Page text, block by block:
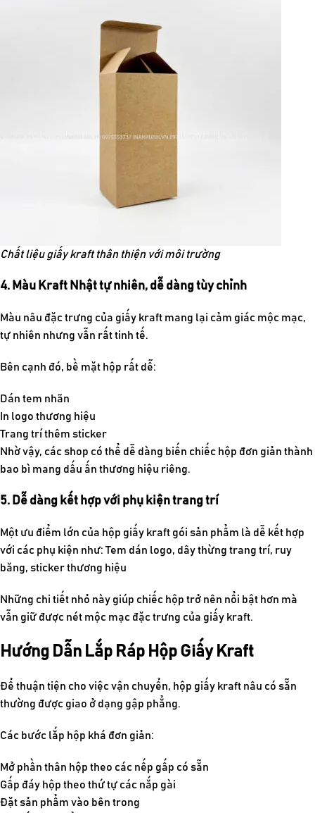
Chất liệu giấy kraft thân thiện với môi trường
4. Màu Kraft Nhật tự nhiên, dễ dàng tùy chỉnh
Màu nâu đặc trưng của giấy kraft mang lại cảm giác mộc mạc,
tự nhiên nhưng vẫn rất tinh tế.
Bên cạnh đó, bề mặt hộp rất dễ:
Dán tem nhãn
In logo thương hiệu
Trang trí thêm sticker
Nhờ vậy, các shop có thể dễ dàng biến chiếc hộp đơn giản thành
bao bì mang dấu ấn thương hiệu riêng.
5. Dễ dàng kết hợp với phụ kiện trang trí
Một ưu điểm lớn của hộp giấy kraft gói sản phẩm là dễ kết hợp
với các phụ kiện như: Tem dán logo, dây thừng trang trí, ruy
băng, sticker thương hiệu
Những chi tiết nhỏ này giúp chiếc hộp trở nên nổi bật hơn mà
vẫn giữ được nét mộc mạc đặc trưng của giấy kraft.
Hướng Dẫn Lắp Ráp Hộp Giấy Kraft
Để thuận tiện cho việc vận chuyển, hộp giấy kraft nâu có sẵn
thường được giao ở dạng gập phẳng.
Các bước lắp hộp khá đơn giản:
Mở phần thân hộp theo các nếp gấp có sẵn
Gấp đáy hộp theo thứ tự các nắp gài
Đặt sản phẩm vào bên trong